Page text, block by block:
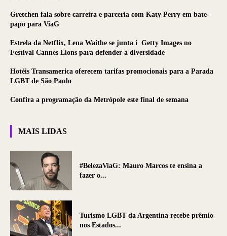
Gretchen fala sobre carreira e parceria com Katy Perry em bate-
papo para ViaG
Estrela da Netflix, Lena Waithe se junta í Getty Images no
Festival Cannes Lions para defender a diversidade
Hotéis Transamerica oferecem tarifas promocionais para a Parada
LGBT de São Paulo
Confira a programação da Metrópole este final de semana
MAIS LIDAS
#BelezaViaG: Mauro Marcos te ensina a
fazer o...
Turismo LGBT da Argentina recebe prêmio
nos Estados...